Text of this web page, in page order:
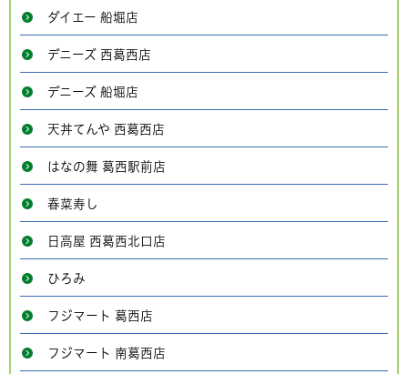
ダイエー 船堀店
デニーズ 西葛西店
デニーズ 船堀店
天丼てんや 西葛西店
はなの舞 葛西駅前店
春菜寿し
日高屋 西葛西北口店
ひろみ
フジマート 葛西店
フジマート 南葛西店